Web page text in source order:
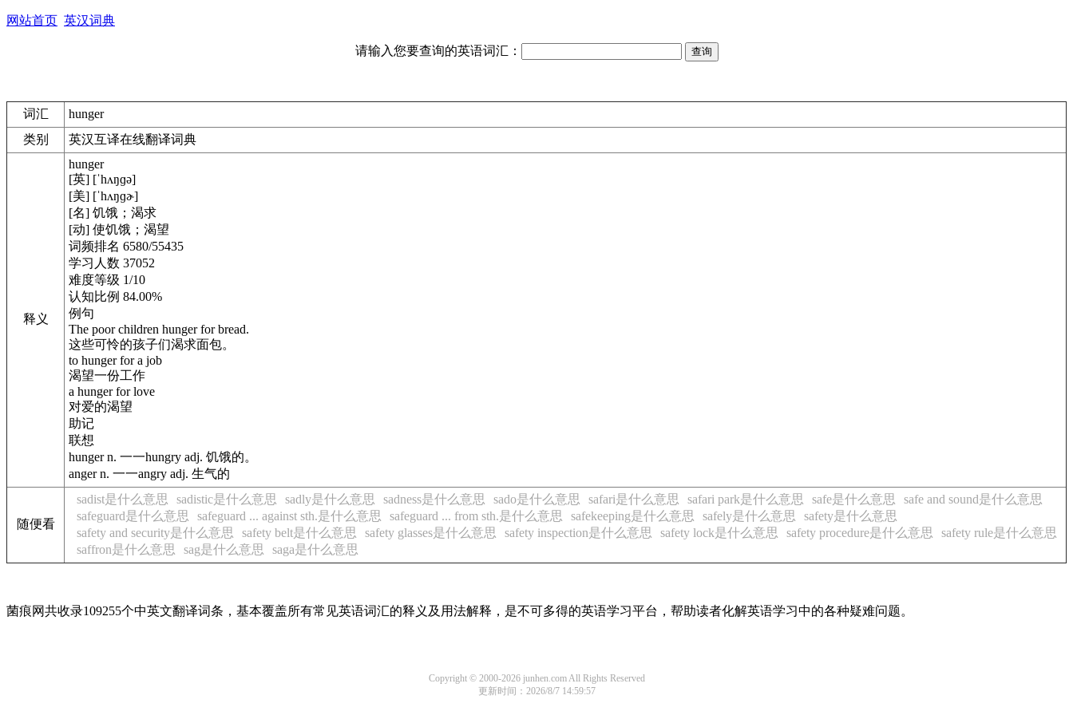
网站首页 英汉词典
请输入您要查询的英语词汇：
词汇
hunger
类别
英汉互译在线翻译词典
释义
hunger
[英] [ˈhʌŋɡə]
[美] [ˈhʌŋɡɚ]
[名] 饥饿；渴求
[动] 使饥饿；渴望
词频排名 6580/55435
学习人数 37052
难度等级 1/10
认知比例 84.00%
例句
The poor children hunger for bread.
这些可怜的孩子们渴求面包。
to hunger for a job
渴望一份工作
a hunger for love
对爱的渴望
助记
联想
hunger n. 一一hungry adj. 饥饿的。
anger n. 一一angry adj. 生气的
随便看
sadist是什么意思 sadistic是什么意思 sadly是什么意思 sadness是什么意思 sado是什么意思 safari是什么意思 safari park是什么意思 safe是什么意思
safe and sound是什么意思
safeguard是什么意思
safeguard ... against sth.是什么意思 safeguard ... from sth.是什么意思 safekeeping是什么意思 safely是什么意思
safety是什么意思
safety and security是什么意思
safety belt是什么意思 safety glasses是什么意思 safety inspection是什么意思 safety lock是什么意思 safety procedure是什么意思
safety rule是什么意思
saffron是什么意思
sag是什么意思 saga是什么意思
菌痕网共收录109255个中英文翻译词条，基本覆盖所有常见英语词汇的释义及用法解释，是不可多得的英语学习平台，帮助读者化解英语学习中的各种疑难问题。
Copyright © 2000-2026 junhen.com All Rights Reserved
更新时间：2026/8/7 14:59:57